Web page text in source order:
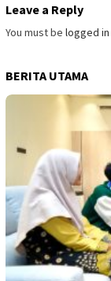
Leave a Reply
You must be logged in
BERITA UTAMA